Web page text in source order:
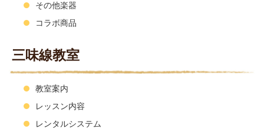
その他楽器
コラボ商品
三味線教室
教室案内
レッスン内容
レンタルシステム